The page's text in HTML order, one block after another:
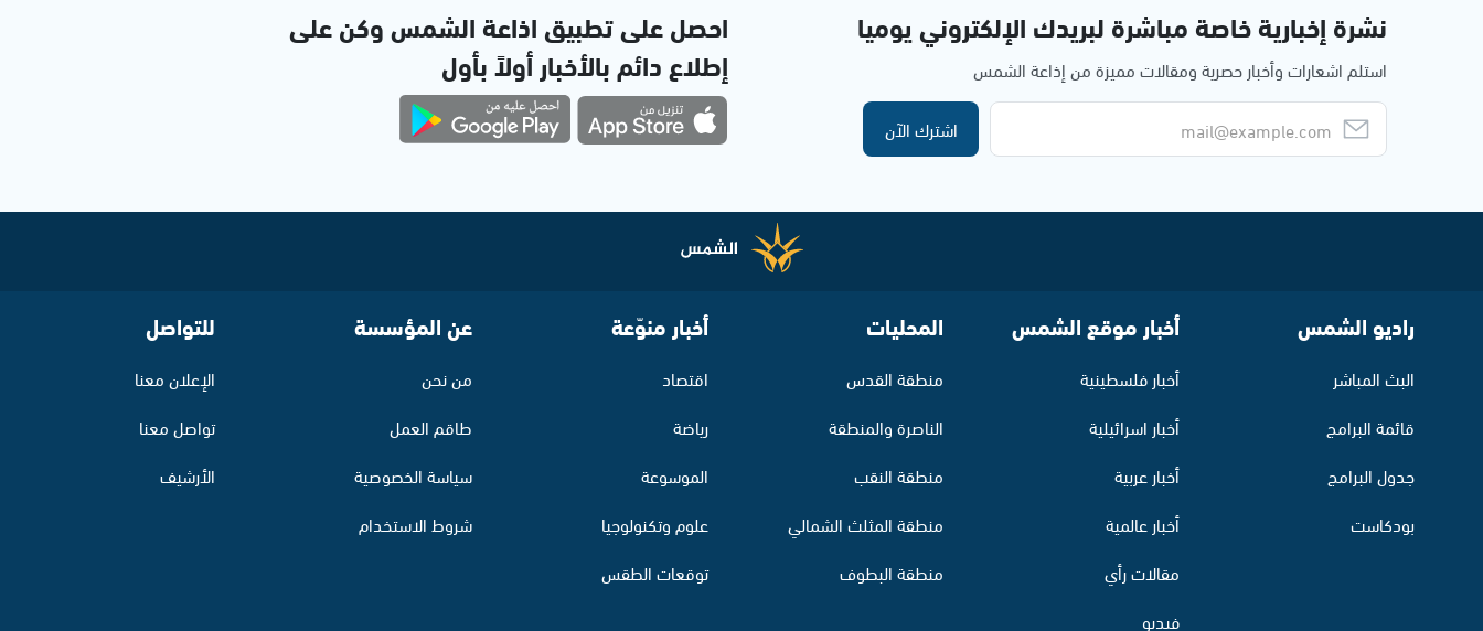
نشرة إخبارية خاصة مباشرة لبريدك الإلكتروني يوميا
استلم اشعارات وأخبار حصرية ومقالات مميزة من إذاعة الشمس
اشترك الآن
احصل على تطبيق اذاعة الشمس وكن على
إطلاع دائم بالأخبار أولاً بأول
راديو الشمس
البث المباشر
قائمة البرامج
جدول البرامج
بودكاست
أخبار موقع الشمس
أخبار فلسطينية
أخبار اسرائيلية
أخبار عربية
أخبار عالمية
مقالات رأي
فيديو
المحليات
منطقة القدس
الناصرة والمنطقة
منطقة النقب
منطقة المثلث الشمالي
منطقة البطوف
أخبار منوّعة
اقتصاد
رياضة
الموسوعة
علوم وتكنولوجيا
توقعات الطقس
عن المؤسسة
من نحن
طاقم العمل
سياسة الخصوصية
شروط الاستخدام
للتواصل
الإعلان معنا
تواصل معنا
الأرشيف